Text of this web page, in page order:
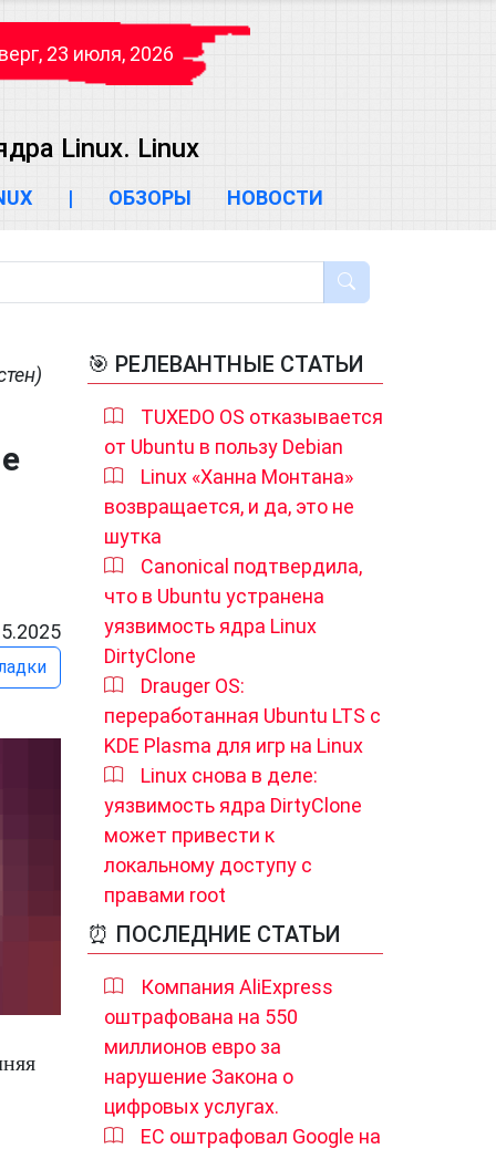
23 июля, 2026
Linux. Linux
| ОБЗОРЫ НОВОСТИ
🎯 РЕЛЕВАНТНЫЕ СТАТЬИ
TUXEDO OS отказывается
от Ubuntu в пользу Debian
Linux «Ханна Монтана»
возвращается, и да, это не
шутка
Canonical подтвердила,
что в Ubuntu устранена
уязвимость ядра Linux
DirtyClone
Drauger OS:
переработанная Ubuntu LTS с
KDE Plasma для игр на Linux
Linux снова в деле:
уязвимость ядра DirtyClone
может привести к
локальному доступу с
правами root
⏰ ПОСЛЕДНИЕ СТАТЬИ
Компания AliExpress
оштрафована на 550
миллионов евро за
нарушение Закона о
цифровых услугах.
ЕС оштрафовал Google на